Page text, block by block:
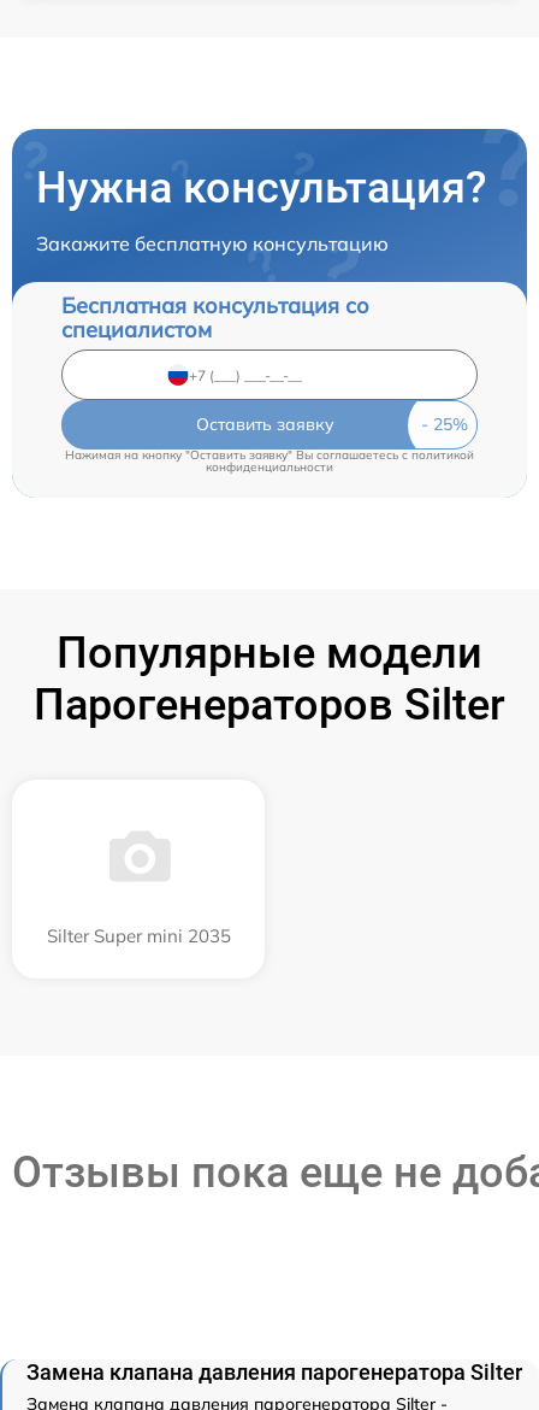
Нужна консультация?
Закажите бесплатную консультацию
Бесплатная консультация со
специалистом
Оставить заявку
Нажимая на кнопку "Оставить заявку" Вы соглашаетесь c политикой
конфиденциальности
Популярные модели
Парогенераторов Silter
Silter Super mini 2035
Отзывы пока еще не
Замена клапана давления парогенератора Silter
Замена клапана давления парогенератора Silter -